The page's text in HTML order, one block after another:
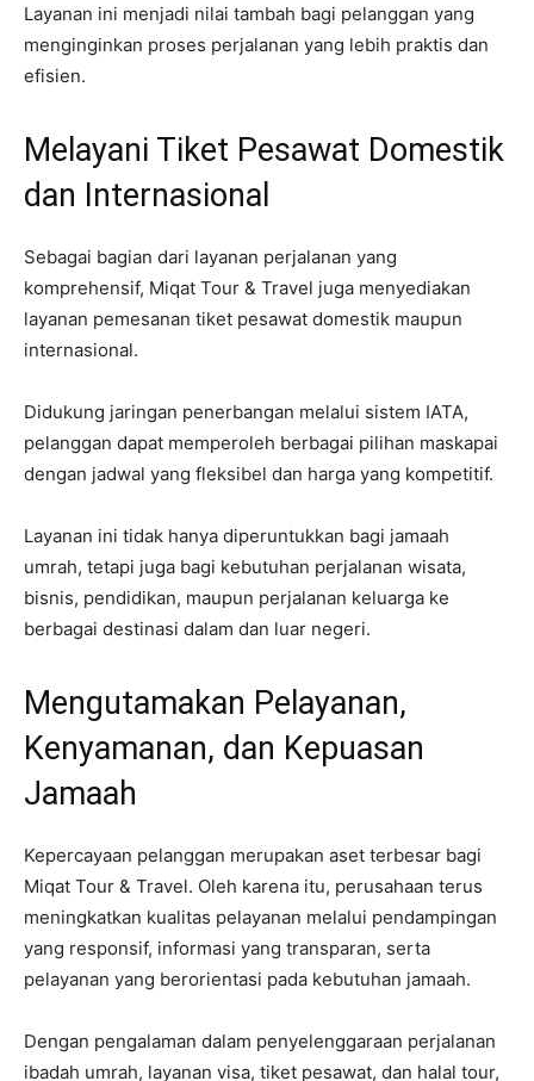
Layanan ini menjadi nilai tambah bagi pelanggan yang
menginginkan proses perjalanan yang lebih praktis dan
efisien.
Melayani Tiket Pesawat Domestik
dan Internasional
Sebagai bagian dari layanan perjalanan yang
komprehensif, Miqat Tour & Travel juga menyediakan
layanan pemesanan tiket pesawat domestik maupun
internasional.
Didukung jaringan penerbangan melalui sistem IATA,
pelanggan dapat memperoleh berbagai pilihan maskapai
dengan jadwal yang fleksibel dan harga yang kompetitif.
Layanan ini tidak hanya diperuntukkan bagi jamaah
umrah, tetapi juga bagi kebutuhan perjalanan wisata,
bisnis, pendidikan, maupun perjalanan keluarga ke
berbagai destinasi dalam dan luar negeri.
Mengutamakan Pelayanan,
Kenyamanan, dan Kepuasan
Jamaah
Kepercayaan pelanggan merupakan aset terbesar bagi
Miqat Tour & Travel. Oleh karena itu, perusahaan terus
meningkatkan kualitas pelayanan melalui pendampingan
yang responsif, informasi yang transparan, serta
pelayanan yang berorientasi pada kebutuhan jamaah.
Dengan pengalaman dalam penyelenggaraan perjalanan
ibadah umrah, layanan visa, tiket pesawat, dan halal tour,